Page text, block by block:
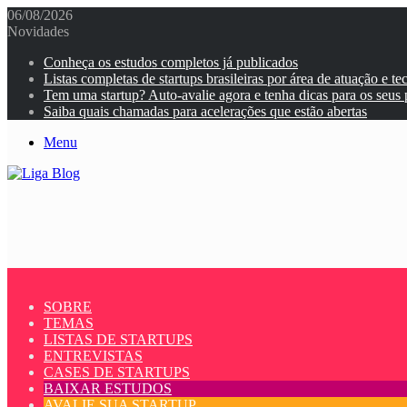
06/08/2026
Novidades
Conheça os estudos completos já publicados
Listas completas de startups brasileiras por área de atuação e
Tem uma startup? Auto-avalie agora e tenha dicas para os seus
Saiba quais chamadas para acelerações que estão abertas
Menu
SOBRE
TEMAS
LISTAS DE STARTUPS
ENTREVISTAS
CASES DE STARTUPS
BAIXAR ESTUDOS